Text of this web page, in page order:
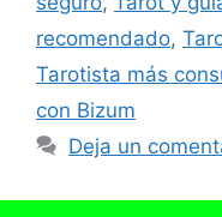
recomendado,
Tarotista más
con Bizum
Deja un